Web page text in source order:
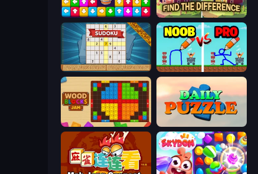
Tap Away Story Find The Difference
Sudoku Online DOP Noob: Draw to Save
Wood Blocks Jam Daily Puzzle